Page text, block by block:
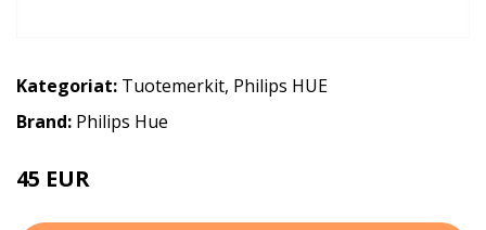
Kategoriat: Tuotemerkit, Philips HUE
Brand: Philips Hue
45 EUR